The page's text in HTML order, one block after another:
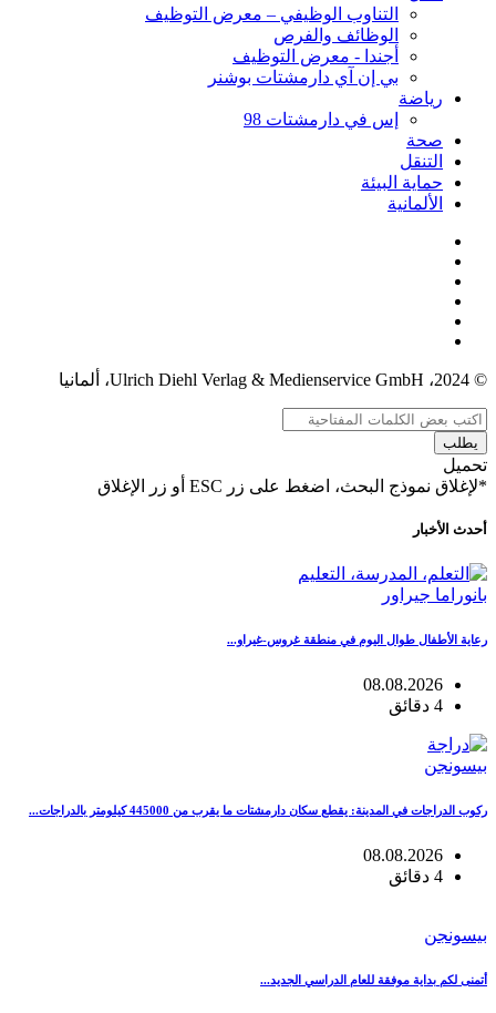
التناوب الوظيفي – معرض التوظيف
الوظائف والفرص
أجندا - معرض التوظيف
بي إن آي دارمشتات بوشنر
رياضة
إس في دارمشتات 98
صحة
التنقل
حماية البيئة
الألمانية
© 2024، Ulrich Diehl Verlag & Medienservice GmbH، ألمانيا
يطلب
تحميل
*لإغلاق نموذج البحث، اضغط على زر ESC أو زر الإغلاق
أحدث الأخبار
بانوراما جيراور
رعاية الأطفال طوال اليوم في منطقة غروس-غيراو...
08.08.2026
4 دقائق
بيسونجن
ركوب الدراجات في المدينة: يقطع سكان دارمشتات ما يقرب من 445000 كيلومتر بالدراجات...
08.08.2026
4 دقائق
بيسونجن
أتمنى لكم بداية موفقة للعام الدراسي الجديد...